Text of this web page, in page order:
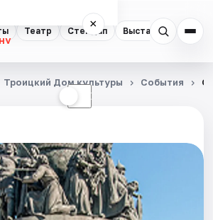
Театр Стендап Выставки
×
☾
Троицкий Дом культуры События